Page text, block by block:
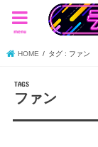
menu
HOME タグ : ファン
ファン